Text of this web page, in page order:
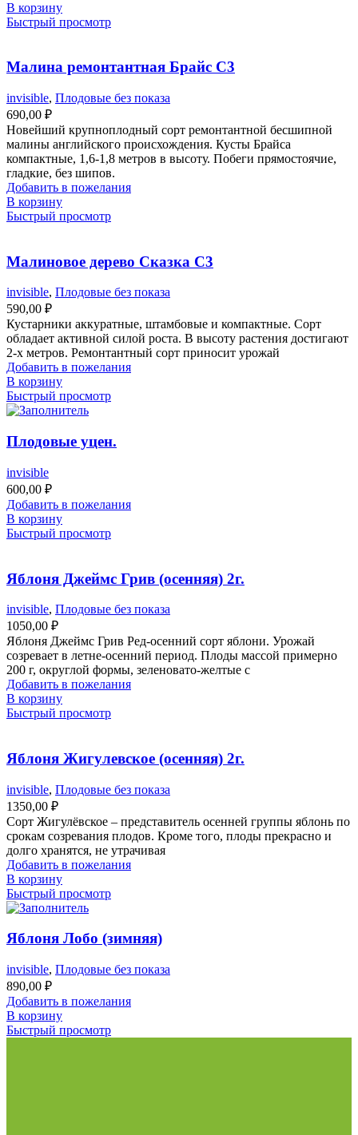
В корзину
Быстрый просмотр
Малина ремонтантная Брайс С3
invisible, Плодовые без показа
690,00 ₽
Новейший крупноплодный сорт ремонтантной бесшипной
малины английского происхождения. Кусты Брайса
компактные, 1,6-1,8 метров в высоту. Побеги прямостоячие,
гладкие, без шипов.
Добавить в пожелания
В корзину
Быстрый просмотр
Малиновое дерево Сказка С3
invisible, Плодовые без показа
590,00 ₽
Кустарники аккуратные, штамбовые и компактные. Сорт
обладает активной силой роста. В высоту растения достигают
2-х метров. Ремонтантный сорт приносит урожай
Добавить в пожелания
В корзину
Быстрый просмотр
Плодовые уцен.
invisible
600,00 ₽
Добавить в пожелания
В корзину
Быстрый просмотр
Яблоня Джеймс Грив (осенняя) 2г.
invisible, Плодовые без показа
1050,00 ₽
Яблоня Джеймс Грив Ред-осенний сорт яблони. Урожай
созревает в летне-осенний период. Плоды массой примерно
200 г, округлой формы, зеленовато-желтые с
Добавить в пожелания
В корзину
Быстрый просмотр
Яблоня Жигулевское (осенняя) 2г.
invisible, Плодовые без показа
1350,00 ₽
Сорт Жигулёвское – представитель осенней группы яблонь по
срокам созревания плодов. Кроме того, плоды прекрасно и
долго хранятся, не утрачивая
Добавить в пожелания
В корзину
Быстрый просмотр
Яблоня Лобо (зимняя)
invisible, Плодовые без показа
890,00 ₽
Добавить в пожелания
В корзину
Быстрый просмотр